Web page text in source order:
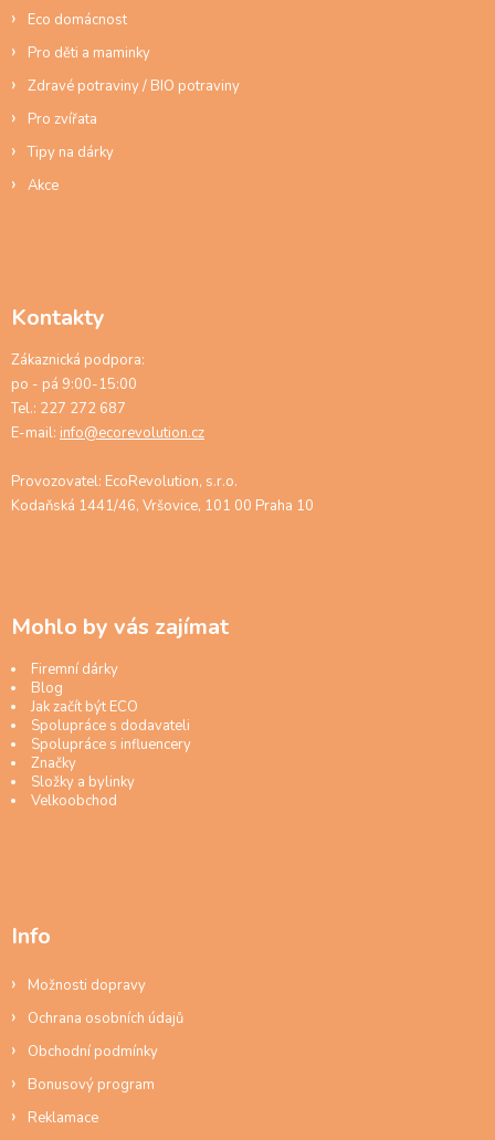
Eco domácnost
Pro děti a maminky
Zdravé potraviny / BIO potraviny
Pro zvířata
Tipy na dárky
Akce
Kontakty
Zákaznická podpora:
po - pá 9:00-15:00
Tel.: 227 272 687
E-mail: info@ecorevolution.cz
Provozovatel: EcoRevolution, s.r.o.
Kodaňská 1441/46, Vršovice, 101 00 Praha 10
Mohlo by vás zajímat
Firemní dárky
Blog
Jak začít být ECO
Spolupráce s dodavateli
Spolupráce s influencery
Značky
Složky a bylinky
Velkoobchod
Info
Možnosti dopravy
Ochrana osobních údajů
Obchodní podmínky
Bonusový program
Reklamace